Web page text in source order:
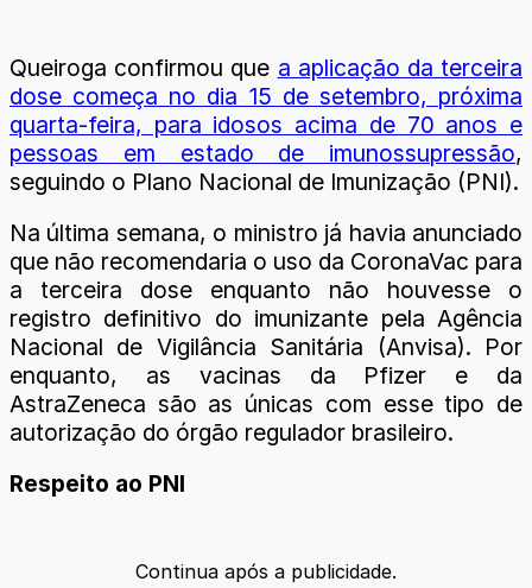
Queiroga confirmou que a aplicação da terceira
dose começa no dia 15 de setembro, próxima
quarta-feira, para idosos acima de 70 anos e
pessoas em estado de imunossupressão,
seguindo o Plano Nacional de Imunização (PNI).
Na última semana, o ministro já havia anunciado
que não recomendaria o uso da CoronaVac para
a terceira dose enquanto não houvesse o
registro definitivo do imunizante pela Agência
Nacional de Vigilância Sanitária (Anvisa). Por
enquanto, as vacinas da Pfizer e da
AstraZeneca são as únicas com esse tipo de
autorização do órgão regulador brasileiro.
Respeito ao PNI
Continua após a publicidade.